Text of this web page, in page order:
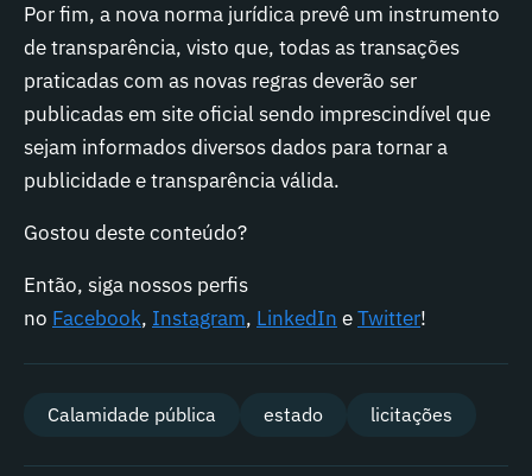
Por fim, a nova norma jurídica prevê um instrumento
de transparência, visto que, todas as transações
praticadas com as novas regras deverão ser
publicadas em site oficial sendo imprescindível que
sejam informados diversos dados para tornar a
publicidade e transparência válida.
Gostou deste conteúdo?
Então, siga nossos perfis
no Facebook, Instagram, LinkedIn eTwitter!
Calamidade pública estado licitações